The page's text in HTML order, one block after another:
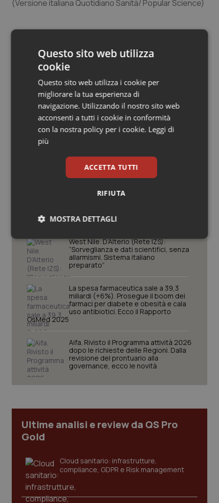
Tiroide
Tumore al seno
Tumore ovarico
Tumori del Polmone & Testa Collo
Tumori gastrointestinali
Ulcera & Reflusso
Vaccini
(Versione italiana Quotidiano Sanità/ Popular Science)
08 Settembre 2017
© Riproduzione riservata
Potrebbe interessarti in
Scienza e Farmaci
Ebola in Congo. Oms e Africa Cdc:
West Nile. D’Alterio (Rete IZS):
“Sorveglianza e dati scientifici, senza
allarmismi. Sistema italiano
preparato”
La spesa farmaceutica sale a 39,3
miliardi (+6%). Prosegue il boom dei
farmaci per diabete e obesità e cala
uso antibiotici. Ecco il Rapporto
OsMed 2025
Aifa. Rivisto il Programma attività 2026
dopo le richieste delle Regioni. Dalla
revisione del prontuario alla
governance, ecco le novità
Ultime analisi e review da QS Pro
Gold
Cloud sanitario: infrastrutture,
compliance, GDPR e Risk management
Questo sito web utilizza
cookie
Questo sito web utilizza i cookie per
migliorare la tua esperienza di
navigazione. Utilizzando il nostro sito web
acconsenti a tutti i cookie in conformità
con la nostra policy per i cookie. Leggi di
più
ACCETTA TUTTI
RIFIUTA
MOSTRA DETTAGLI
Necessari Statistici Marketing
Necessari Statistici Marketing
I cookie necessari contribuiscono a rendere fruibile il
navigazione sulle pagine e l'accesso alle aree
protette del sito. Il sito web non è in grado di
funzionare correttamente senza questi cookie.
Nome
VISITOR_PRIVACY_METADATA
YouTube
5